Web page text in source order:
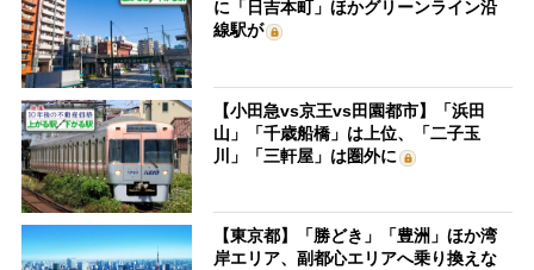
に「日吉本町」ほかグリーンライン沿
線駅が
【小田急vs京王vs田園都市】「浜田
山」「千歳船橋」は上位、「二子玉
川」「三軒屋」は圏外に
【東京都】「勝どき」「豊洲」ほか湾
岸エリア、副都心エリアへ乗り換えな